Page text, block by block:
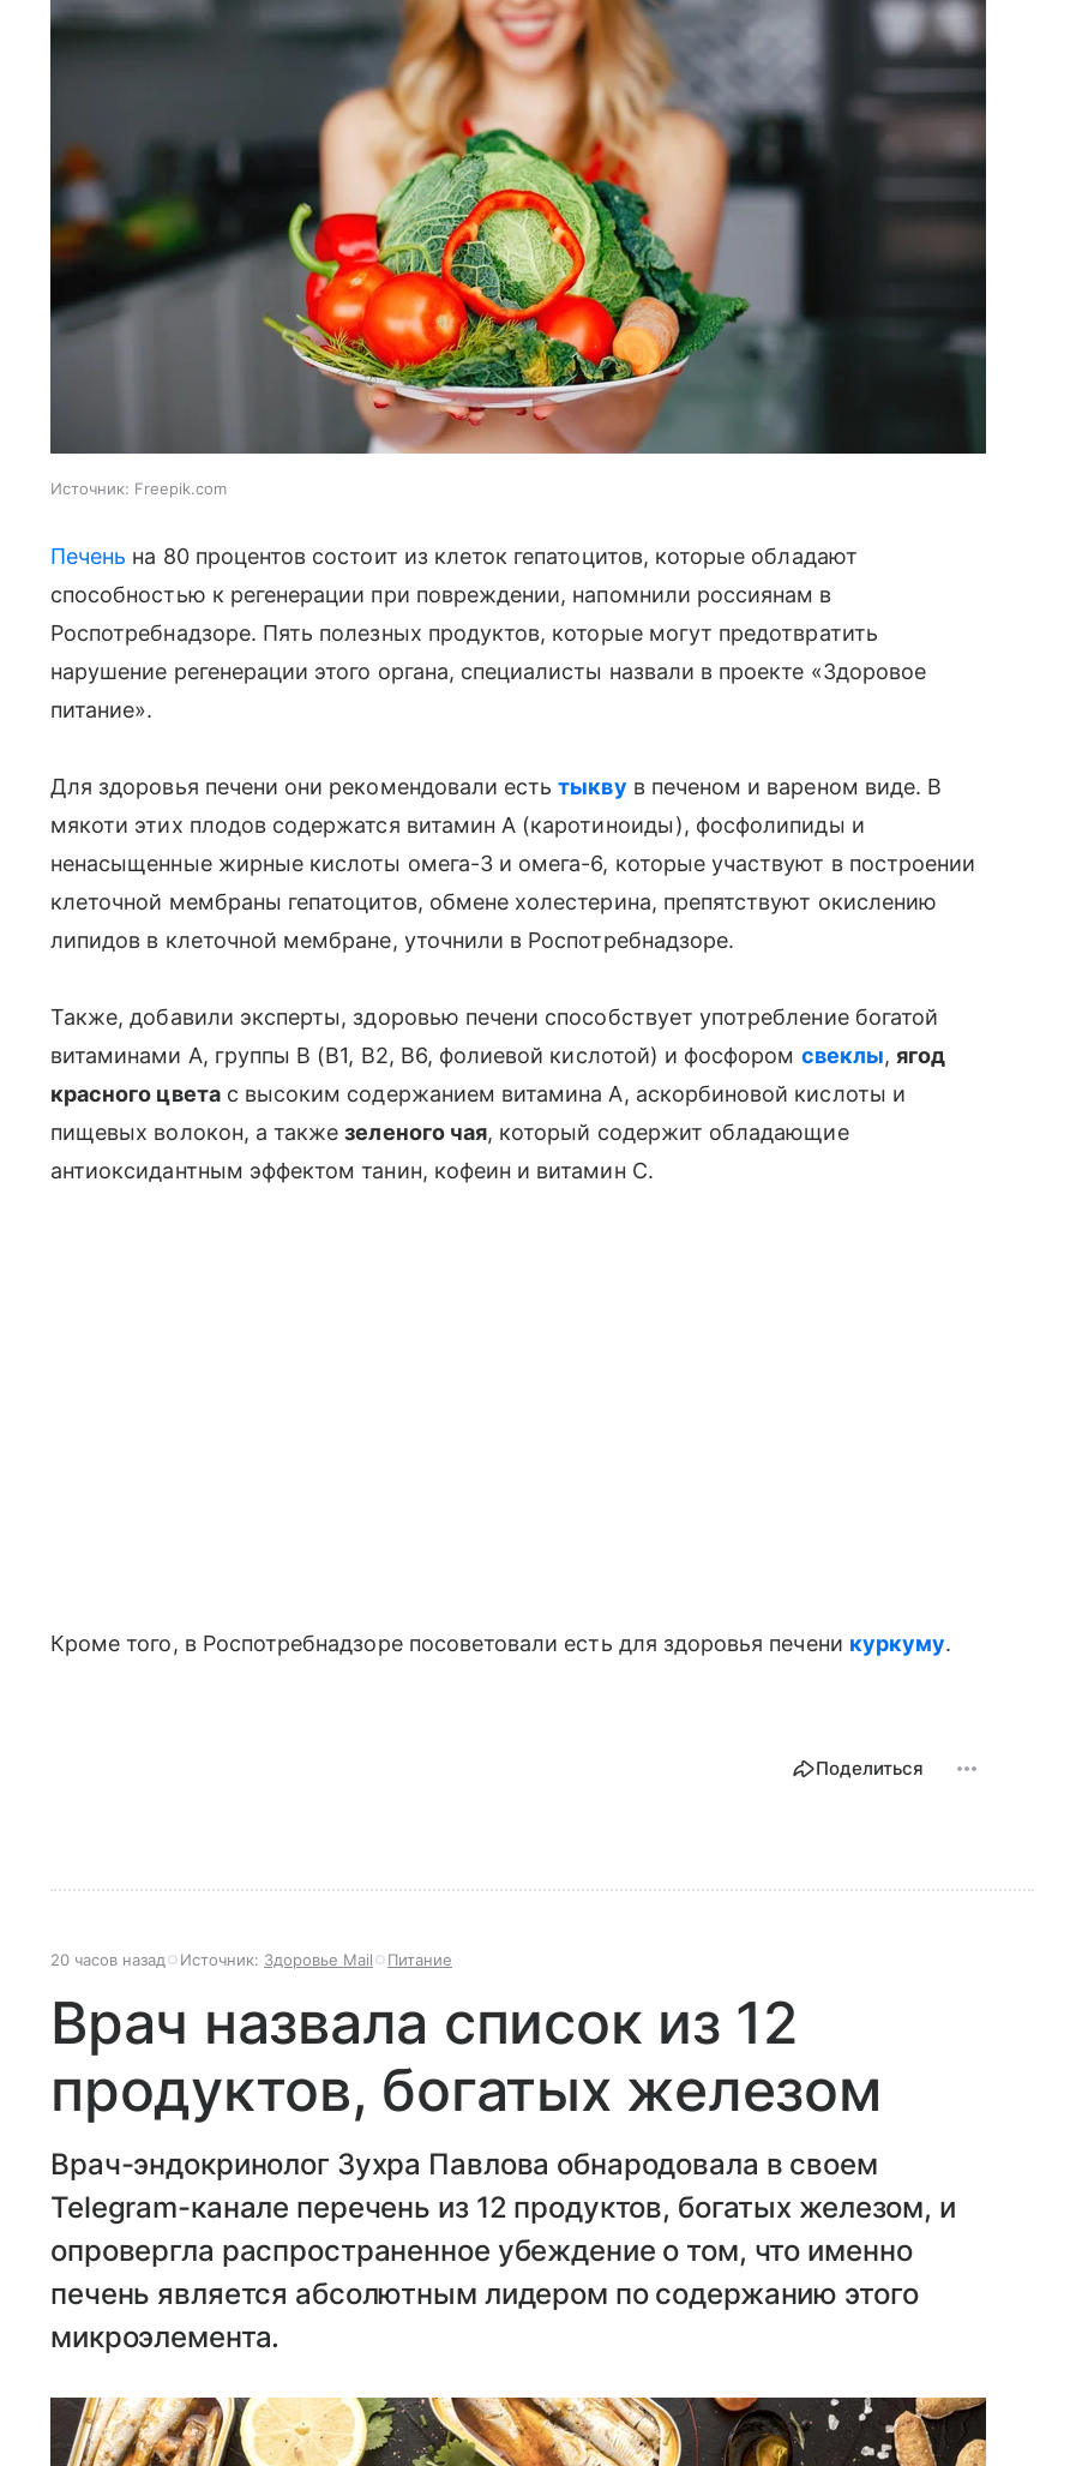
Источник: Freepik.com
Печень на 80 процентов состоит из клеток гепатоцитов, которые обладают
способностью к регенерации при повреждении, напомнили россиянам в
Роспотребнадзоре. Пять полезных продуктов, которые могут предотвратить
нарушение регенерации этого органа, специалисты назвали в проекте «Здоровое
питание».
Для здоровья печени они рекомендовали естьтыкву в печеном и вареном виде. В
мякоти этих плодов содержатся витамин А (каротиноиды), фосфолипиды и
ненасыщенные жирные кислоты омега-3 и омега-6, которые участвуют в построении
клеточной мембраны гепатоцитов, обмене холестерина, препятствуют окислению
липидов в клеточной мембране, уточнили в Роспотребнадзоре.
Также, добавили эксперты, здоровью печени способствует употребление богатой
витаминами А, группы В (В1, В2, В6, фолиевой кислотой) и фосфором свеклы, ягод
красного цветас высоким содержанием витамина А, аскорбиновой кислоты и
пищевых волокон, а такжезеленого чая, который содержит обладающие
антиоксидантным эффектом танин, кофеин и витамин С.
Кроме того, в Роспотребнадзоре посоветовали есть для здоровья печени куркуму.
Поделиться
20 часов назад Источник: Здоровье Mail Питание
Врач назвала список из 12
продуктов, богатых железом
Врач-эндокринолог Зухра Павлова обнародовала в своем
Telegram-канале перечень из 12 продуктов, богатых железом, и
опровергла распространенное убеждение о том, что именно
печень является абсолютным лидером по содержанию этого
микроэлемента.